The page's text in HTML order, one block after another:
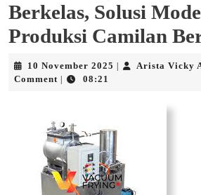
Berkelas, Solusi
Produksi Camilan
10 November 2025 10
Arista Vicky
Comment
08:21